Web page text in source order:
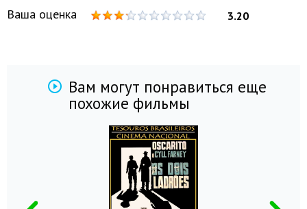
Ваша оценка 3.20
Вам могут понравиться еще
похожие фильмы